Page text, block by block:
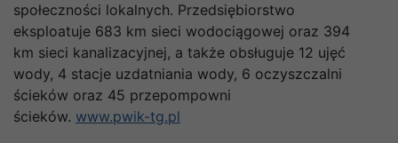
społeczności lokalnych. Przedsiębiorstwo
eksploatuje 683 km sieci wodociągowej oraz 394
km sieci kanalizacyjnej, a także obsługuje 12 ujęć
wody, 4 stacje uzdatniania wody, 6 oczyszczalni
ścieków oraz 45 przepompowni
ścieków. www.pwik-tg.pl